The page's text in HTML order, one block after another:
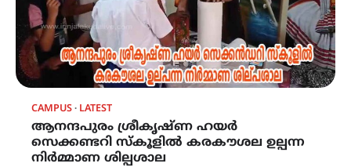
CAMPUS LATEST
ആനന്ദപുരം ശ്രീകൃഷ്ണ ഹയർ
സെക്കണ്ടറി സ്കൂളിൽ കരകൗശല ഉല്പന്ന
നിർമ്മാണ ശില്പശാല